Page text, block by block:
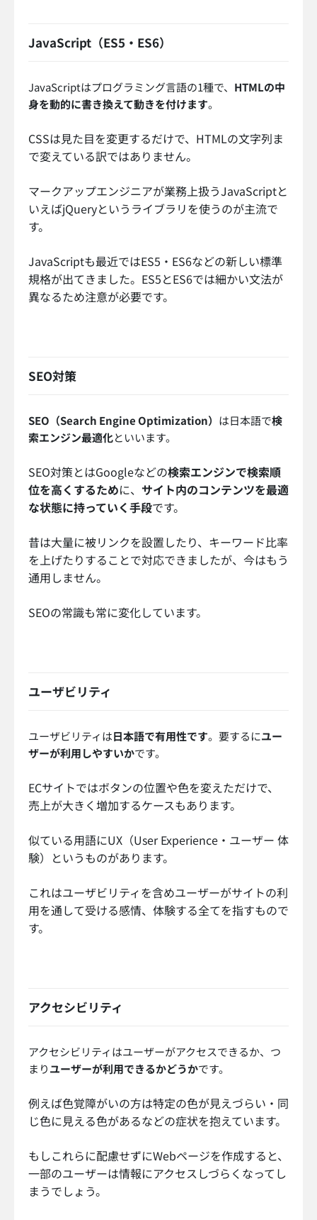
JavaScript（ES5・ES6）
JavaScriptはプログラミング言語の1種で、 HTMLの中
身を動的に書き換えて動きを付けます。
CSSは見た目を変更するだけで、HTMLの文字列ま
で変えている訳ではありません。
マークアップエンジニアが業務上扱うJavaScriptと
いえばjQueryというライブラリを使うのが主流で
す。
JavaScriptも最近ではES5・ES6などの新しい標準
規格が出てきました。ES5とES6では細かい文法が
異なるため注意が必要です。
SEO対策
SEO（Search Engine Optimization） は日本語で検
索エンジン最適化といいます。
SEO対策とはGoogleなどの検索エンジンで検索順
位を高くするために、 サイト内のコンテンツを最適
な状態に持っていく手段です。
昔は大量に被リンクを設置したり、キーワード比率
を上げたりすることで対応できましたが、今はもう
通用しません。
SEOの常識も常に変化しています。
ユーザビリティ
ユーザビリティは日本語で有用性です。要するにユー
ザーが利用しやすいかです。
ECサイトではボタンの位置や色を変えただけで、
売上が大きく増加するケースもあります。
似ている用語にUX（User Experience・ユーザー 体
験）というものがあります。
これはユーザビリティを含めユーザーがサイトの利
用を通して受ける感情、体験する全てを指すもので
す。
アクセシビリティ
アクセシビリティはユーザーがアクセスできるか、つ
まりユーザーが利用できるかどうかです。
例えば色覚障がいの方は特定の色が見えづらい・同
じ色に見える色があるなどの症状を抱えています。
もしこれらに配慮せずにWebページを作成すると、
一部のユーザーは情報にアクセスしづらくなってし
まうでしょう。